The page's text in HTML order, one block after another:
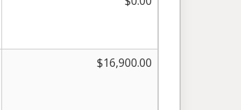
$16,900.00